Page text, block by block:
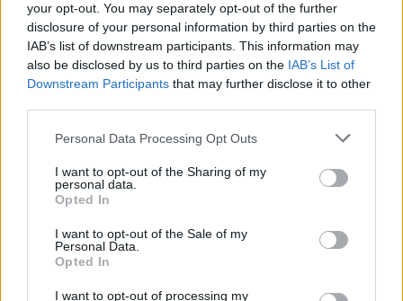
your opt-out. You may separately opt-out of the further
disclosure of your personal information by third parties on the
IAB’s list of downstream participants. This information may
also be disclosed by us to third parties on the IAB’s List of
Downstream Participants that may further disclose it to other
Personal Data Processing Opt Outs
I want to opt-out of the Sharing of my
personal data.
Opted In
I want to opt-out of the Sale of my
Personal Data.
Opted In
I want to opt-out of processing my